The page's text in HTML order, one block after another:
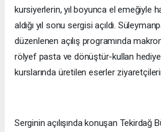
kursiyerlerin, yıl boyunca el emeğiyle
aldığı yıl sonu sergisi açıldı.
düzenlenen açılış programında
rölyef pasta ve dönüştür-kullan
kurslarında üretilen eserler
Serginin açılışında konuşan Tekirdağ